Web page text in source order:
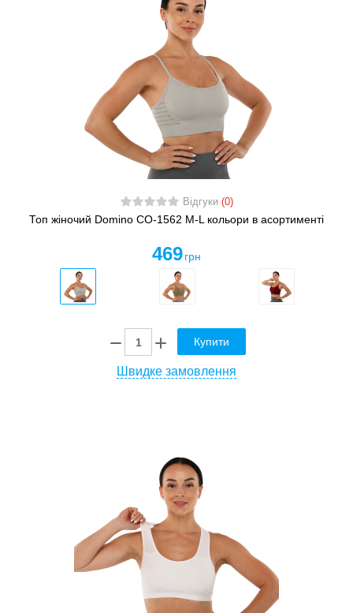
Відгуки (0)
Топ жіночий Domino CO-1562 M-L кольори в асортименті
469 грн
Купити
Швидке замовлення